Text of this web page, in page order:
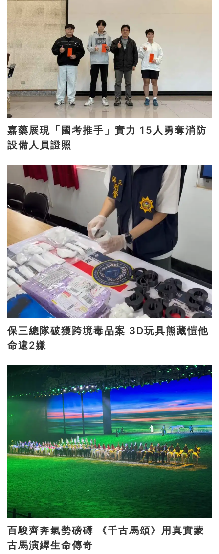
嘉藥展現「國考推手」實力 15人勇奪消防
設備人員證照
保三總隊破獲跨境毒品案 3D玩具熊藏愷他
命逮2嫌
百駿齊奔氣勢磅礡 《千古馬頌》用真實蒙
古馬演繹生命傳奇